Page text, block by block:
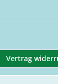
Vertrag